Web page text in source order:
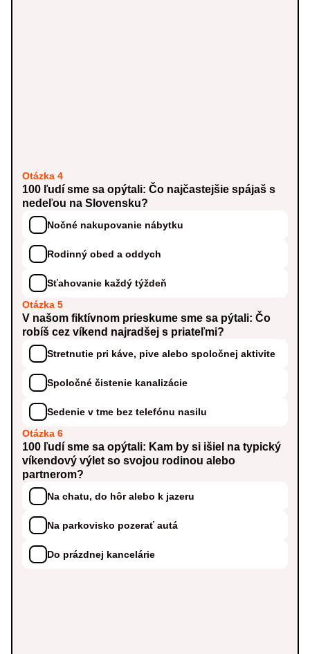
Otázka 4
100 ľudí sme sa opýtali: Čo najčastejšie spájaš s
nedeľou na Slovensku?
Nočné nakupovanie nábytku
Rodinný obed a oddych
Sťahovanie každý týždeň
Otázka 5
V našom fiktívnom prieskume sme sa pýtali: Čo
robíš cez víkend najradšej s priateľmi?
Stretnutie pri káve, pive alebo spoločnej aktivite
Spoločné čistenie kanalizácie
Sedenie v tme bez telefónu nasilu
Otázka 6
100 ľudí sme sa opýtali: Kam by si išiel na typický
víkendový výlet so svojou rodinou alebo
partnerom?
Na chatu, do hôr alebo k jazeru
Na parkovisko pozerať autá
Do prázdnej kancelárie